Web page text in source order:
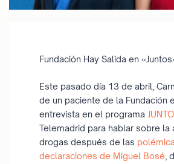
Fundación Hay Salida en
Este pasado día 13 de abril,
de un paciente de la Fundación
entrevista en el programa
Telemadrid para hablar sobre la
drogas después de las
declaraciones de Miguel Bosé ,